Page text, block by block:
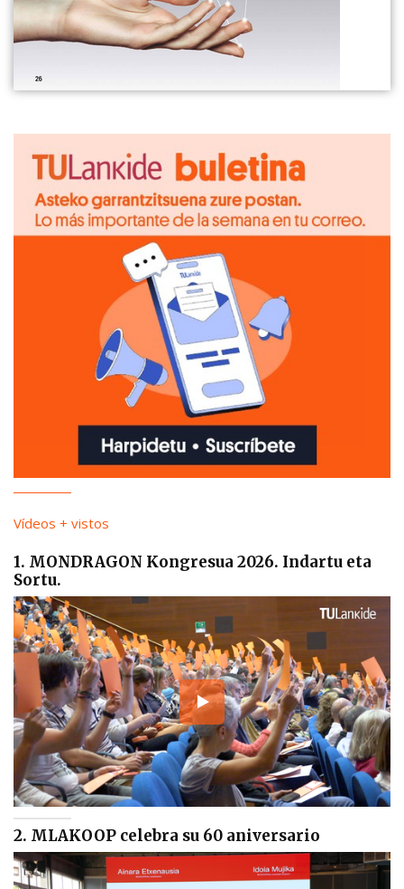
Vídeos + vistos
1. MONDRAGON Kongresua 2026. Indartu eta
Sortu.
2. MLAKOOP celebra su 60 aniversario